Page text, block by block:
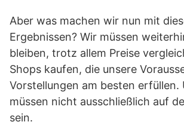
Aber was machen wir nun mit
Ergebnissen? Wir müssen
bleiben, trotz allem Preise
Shops kaufen, die unsere
Vorstellungen am besten erfüllen.
müssen nicht ausschließlich auf
sein.